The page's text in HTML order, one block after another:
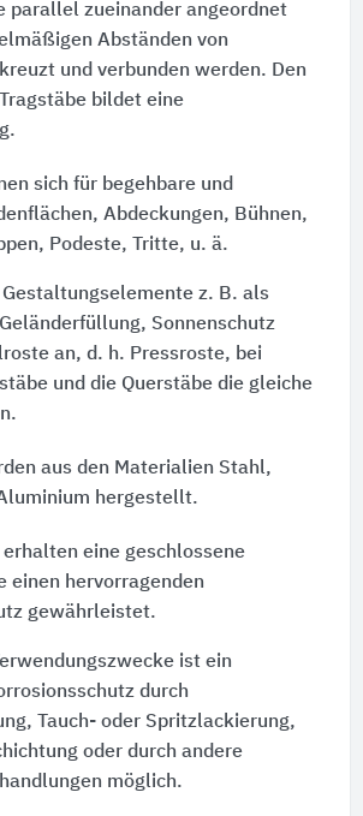
parallel zueinander angeordnet
Abständen von
und verbunden werden. Den
bildet eine
sich für begehbare und
Abdeckungen, Bühnen,
Podeste, Tritte, u. ä.
z. B. als
Sonnenschutz
an, d. h. Pressroste, bei
und die Querstäbe die gleiche
aus den Materialien Stahl,
hergestellt.
erhalten eine geschlossene
einen hervorragenden
gewährleistet.
ist ein
durch
Tauch- oder Spritzlackierung,
oder durch andere
möglich.